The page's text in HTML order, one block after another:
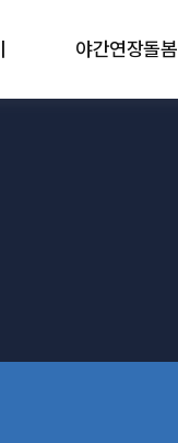
야간연장돌봄